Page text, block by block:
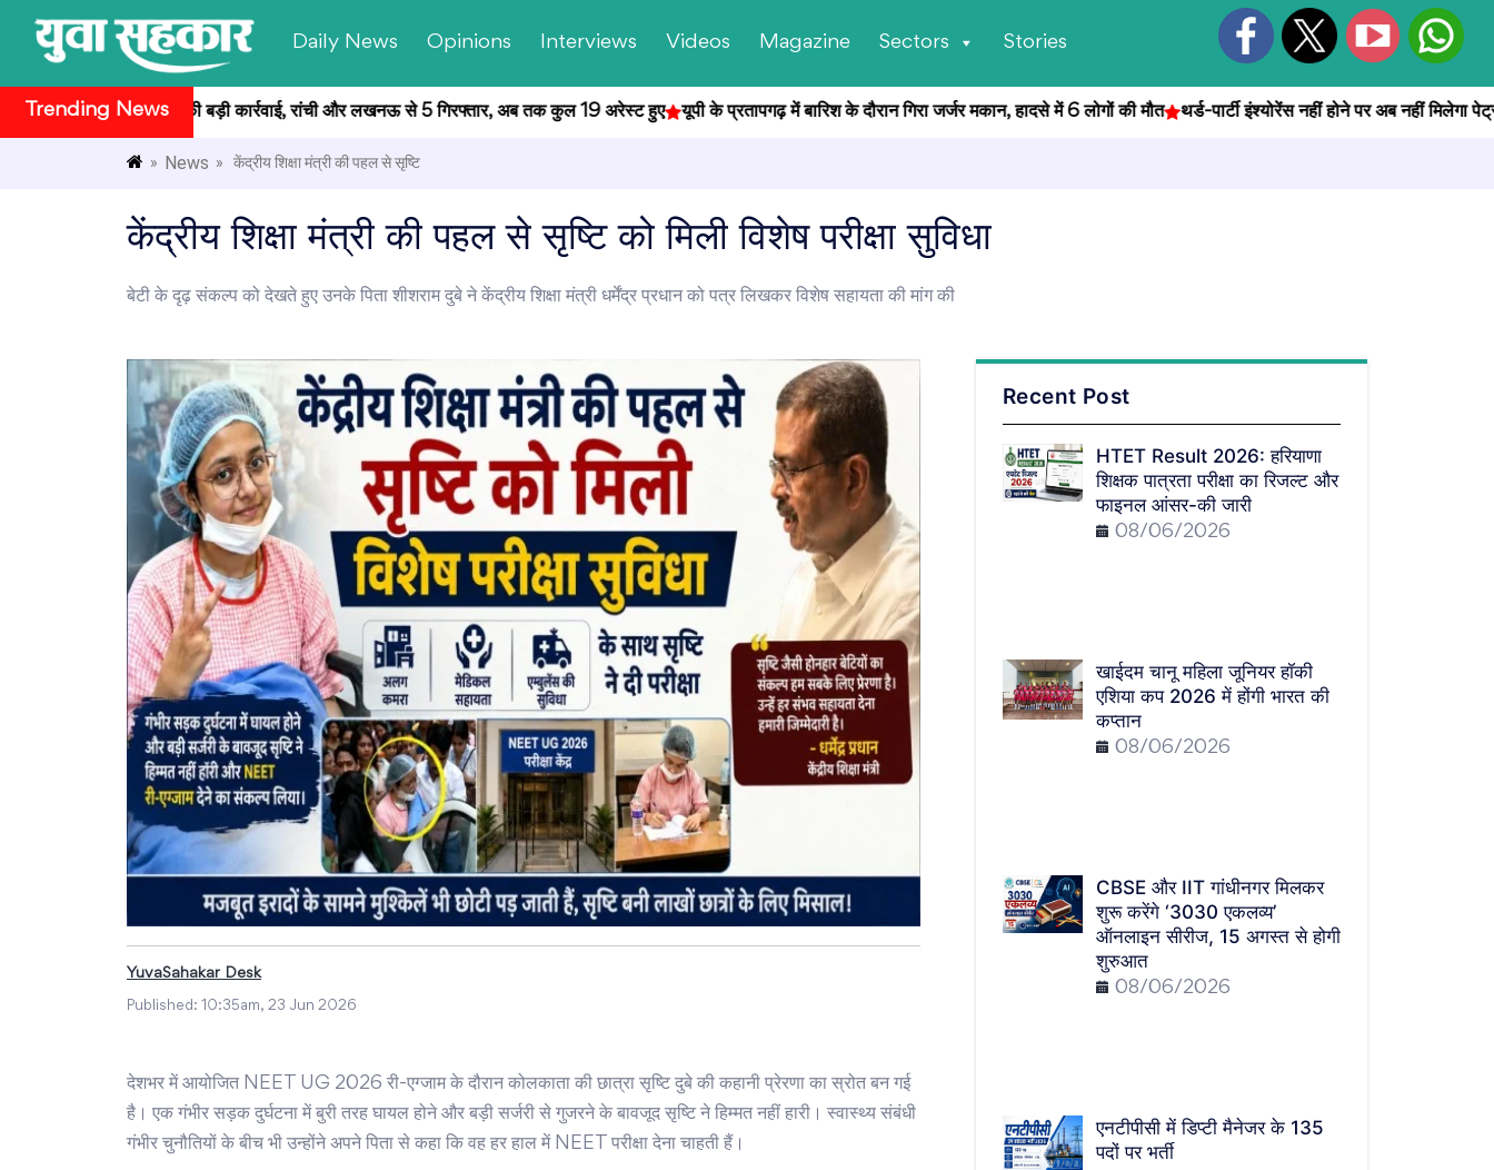
Daily News Opinions Interviews Videos Magazine Sectors Stories
Trending News
मामले में CID की बड़ी कार्रवाई, रांची और लखनऊ से 5 गिरफ्तार, अब तक कुल 19 अरेस्ट हुए यूपी के प्रतापगढ़ में बारिश के दौरान गिरा जर्जर मकान, हादसे में 6 लोगों की मौत थर्ड-पार्टी इंश्योरेंस नहीं होने पर अब नहीं मिलेगा पेट्रोल
» News » केंद्रीय शिक्षा मंत्री की पहल से सृष्टि
केंद्रीय शिक्षा मंत्री की पहल से सृष्टि को मिली विशेष परीक्षा सुविधा
बेटी के दृढ़ संकल्प को देखते हुए उनके पिता शीशराम दुबे ने केंद्रीय शिक्षा मंत्री धर्मेंद्र प्रधान को पत्र लिखकर विशेष सहायता की मांग की
YuvaSahakar Desk
Published: 10:35am, 23 Jun 2026
देशभर में आयोजित NEET UG 2026 री-एग्जाम के दौरान कोलकाता की छात्रा सृष्टि दुबे की कहानी प्रेरणा का स्रोत बन गई
है। एक गंभीर सड़क दुर्घटना में बुरी तरह घायल होने और बड़ी सर्जरी से गुजरने के बावजूद सृष्टि ने हिम्मत नहीं हारी। स्वास्थ्य संबंधी
गंभीर चुनौतियों के बीच भी उन्होंने अपने पिता से कहा कि वह हर हाल में NEET परीक्षा देना चाहती हैं।
Recent Post
HTET Result 2026: हरियाणा
शिक्षक पात्रता परीक्षा का रिजल्ट और
फाइनल आंसर-की जारी
08/06/2026
खाईदम चानू महिला जूनियर हॉकी
एशिया कप 2026 में होंगी भारत की
कप्तान
08/06/2026
CBSE और IIT गांधीनगर मिलकर
शुरू करेंगे ‘3030 एकलव्य’
ऑनलाइन सीरीज, 15 अगस्त से होगी
शुरुआत
08/06/2026
एनटीपीसी में डिप्टी मैनेजर के 135
पदों पर भर्ती